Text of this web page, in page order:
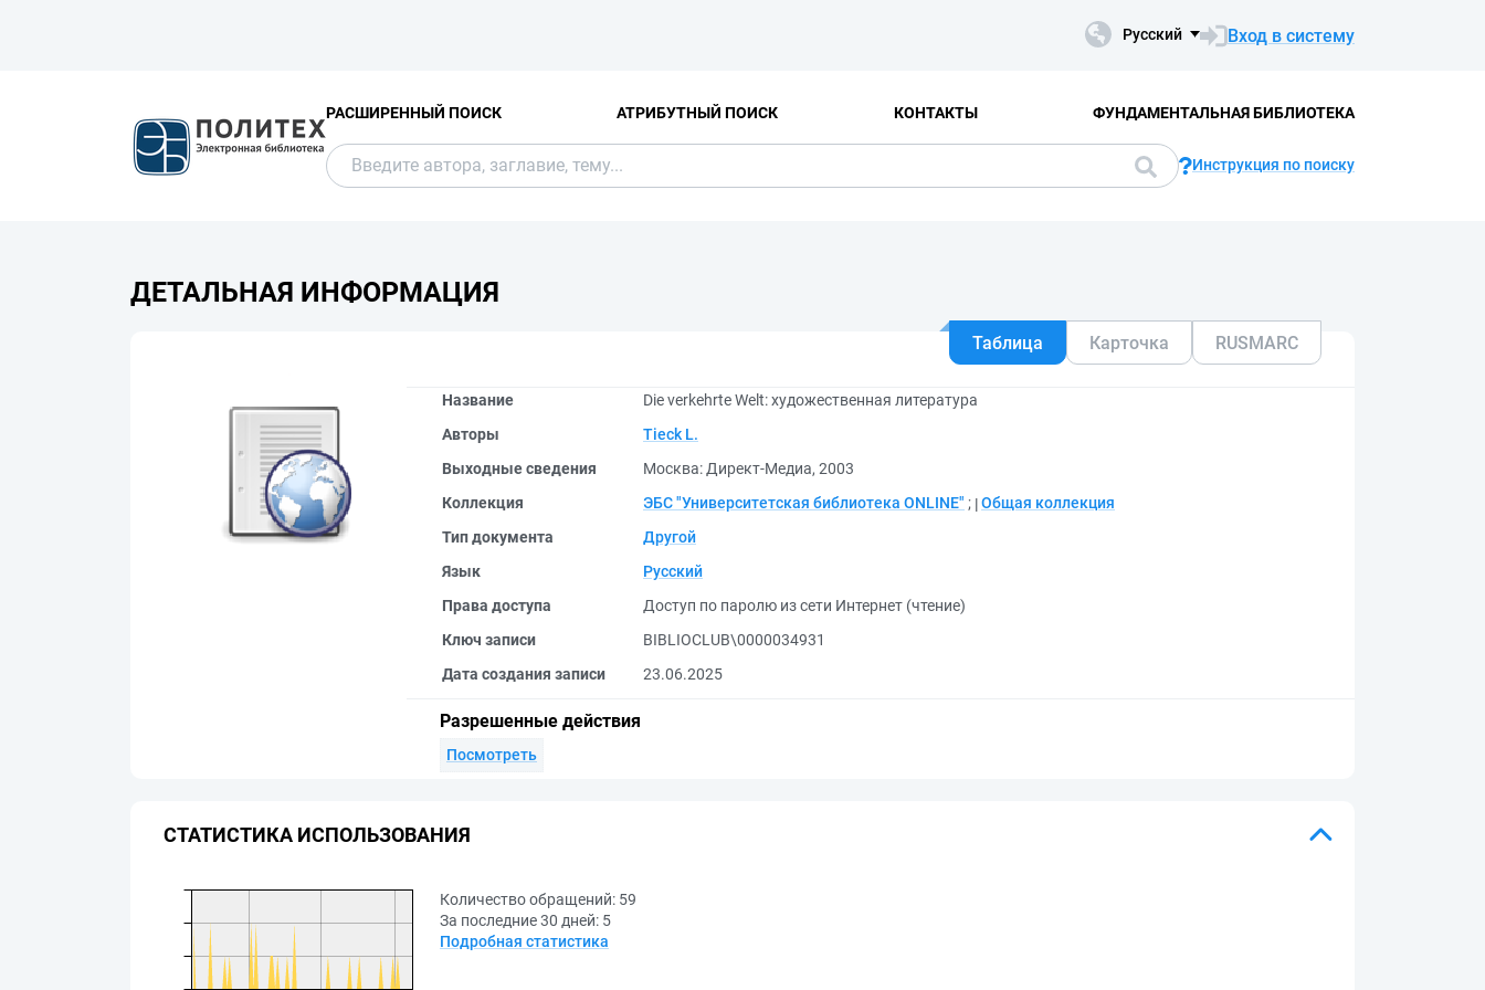
Русский Вход в систему
РАСШИРЕННЫЙ ПОИСК АТРИБУТНЫЙ ПОИСК КОНТАКТЫ ФУНДАМЕНТАЛЬНАЯ БИБЛИОТЕКА
Инструкция по поиску
ДЕТАЛЬНАЯ ИНФОРМАЦИЯ
Таблица Карточка RUSMARC
Название
Die verkehrte Welt: художественная литература
Авторы
Tieck L.
Выходные сведения
Москва: Директ-Медиа, 2003
Коллекция
ЭБС "Университетская библиотека ONLINE" ; Общая коллекция
Тип документа
Другой
Язык
Русский
Права доступа
Доступ по паролю из сети Интернет (чтение)
Ключ записи
BIBLIOCLUB\0000034931
Дата создания записи
23.06.2025
Разрешенные действия
Посмотреть
СТАТИСТИКА ИСПОЛЬЗОВАНИЯ
Количество обращений: 59
За последние 30 дней: 5
Подробная статистика